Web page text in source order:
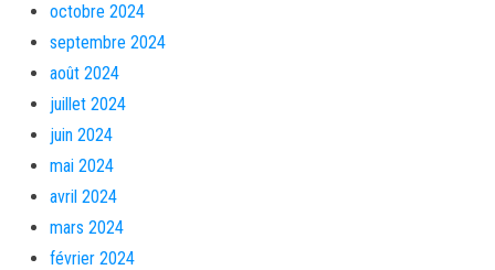
octobre 2024
septembre 2024
août 2024
juillet 2024
juin 2024
mai 2024
avril 2024
mars 2024
février 2024